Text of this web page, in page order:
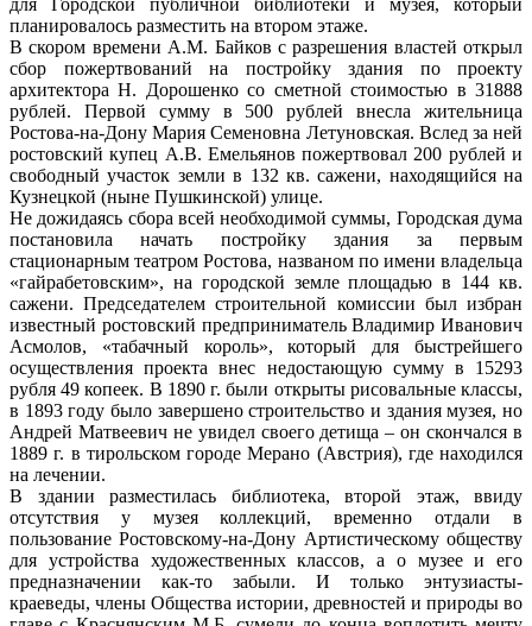
планировалось разместить на втором этаже.
В скором времени А.М. Байков с разрешения властей открыл
сбор пожертвований на постройку здания по проекту
архитектора Н. Дорошенко со сметной стоимостью в 31888
рублей. Первой сумму в 500 рублей внесла жительница
Ростова-на-Дону Мария Семеновна Летуновская. Вслед за ней
ростовский купец А.В. Емельянов пожертвовал 200 рублей и
свободный участок земли в 132 кв. сажени, находящийся на
Кузнецкой (ныне Пушкинской) улице.
Не дожидаясь сбора всей необходимой суммы, Городская дума
постановила начать постройку здания за первым
стационарным театром Ростова, названом по имени владельца
«гайрабетовским», на городской земле площадью в 144 кв.
сажени. Председателем строительной комиссии был избран
известный ростовский предприниматель Владимир Иванович
Асмолов, «табачный король», который для быстрейшего
осуществления проекта внес недостающую сумму в 15293
рубля 49 копеек. В 1890 г. были открыты рисовальные классы,
в 1893 году было завершено строительство и здания музея, но
Андрей Матвеевич не увидел своего детища – он скончался в
1889 г. в тирольском городе Мерано (Австрия), где находился
на лечении.
В здании разместилась библиотека, второй этаж, ввиду
отсутствия у музея коллекций, временно отдали в
пользование Ростовскому-на-Дону Артистическому обществу
для устройства художественных классов, а о музее и его
предназначении как-то забыли. И только энтузиасты-
краеведы, члены Общества истории, древностей и природы во